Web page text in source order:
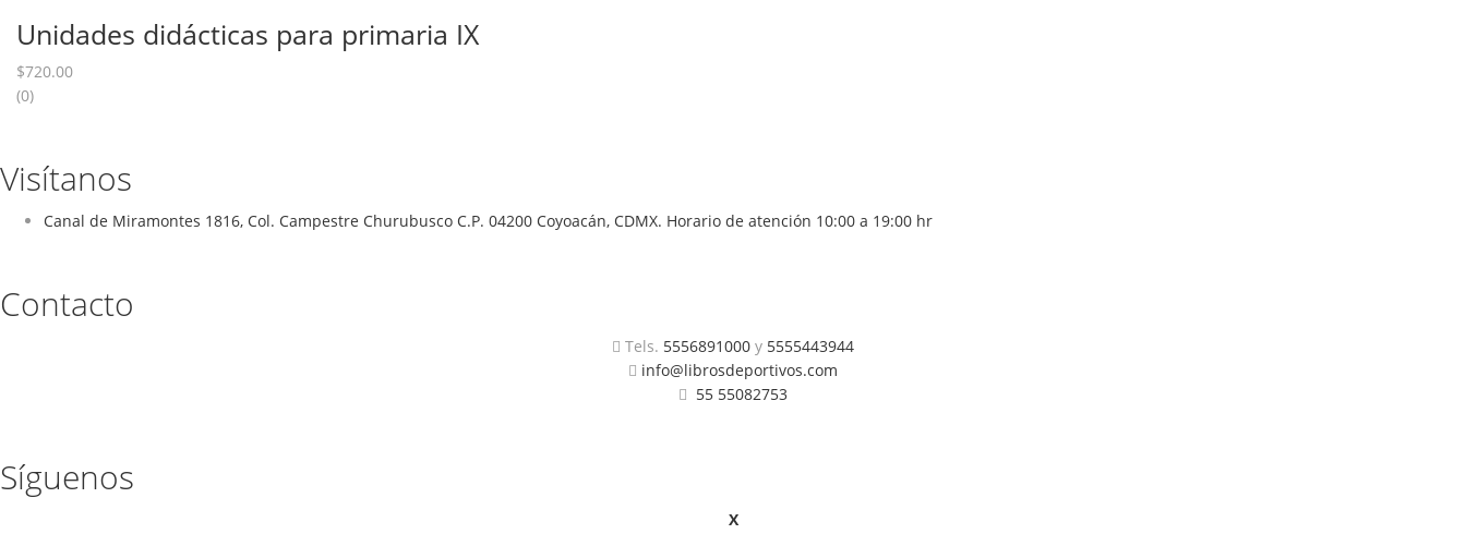
Unidades didácticas para primaria IX
$720.00
(0)
Visítanos
Canal de Miramontes 1816, Col. Campestre Churubusco C.P. 04200 Coyoacán, CDMX. Horario de atención 10:00 a 19:00 hr
Contacto
Tels. 5556891000 y 5555443944
info@librosdeportivos.com
55 55082753
Síguenos
X